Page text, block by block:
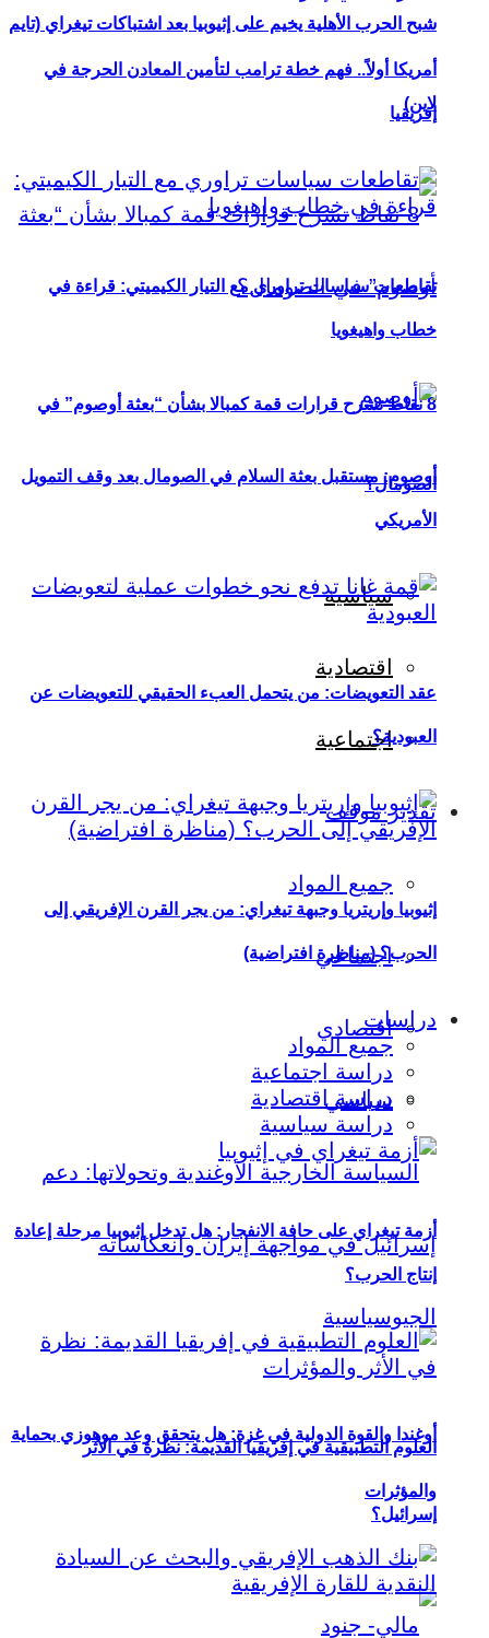
شبح الحرب الأهلية يخيم على إثيوبيا بعد اشتباكات تيغراي (تايم
لاين)
8 نقاط تشرح قرارات قمة كمبالا بشأن “بعثة أوصوم” في
الصومال؟
سياسية
اقتصادية
اجتماعية
تقدير موقف
جميع المواد
اجتماعي
اقتصادي
سياسي
أوغندا والقوة الدولية في غزة: هل يتحقق وعد موهوزي بحماية
إسرائيل؟
أمريكا أولاً.. فهم خطة ترامب لتأمين المعادن الحرجة في
إفريقيا
تقاطعات سياسات تراوري مع التيار الكيميتي: قراءة في
خطاب واهيغويا
أوصوم: مستقبل بعثة السلام في الصومال بعد وقف التمويل
الأمريكي
عقد التعويضات: من يتحمل العبء الحقيقي للتعويضات عن
العبودية؟
إثيوبيا وإريتريا وجبهة تيغراي: من يجر القرن الإفريقي إلى
الحرب؟ (مناظرة افتراضية)
دراسات
جميع المواد
دراسة اجتماعية
دراسة اقتصادية
دراسة سياسية
أزمة تيغراي على حافة الانفجار: هل تدخل إثيوبيا مرحلة إعادة
إنتاج الحرب؟
العلوم التطبيقية في إفريقيا القديمة: نظرة في الأثر
والمؤثرات